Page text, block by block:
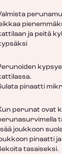
ja peitä
pinaatti
perunat ovat
joukkoon
pinaatti
tasaiseksi.